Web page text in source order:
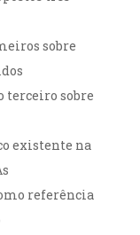
sobre
terceiro sobre
existente na
referência